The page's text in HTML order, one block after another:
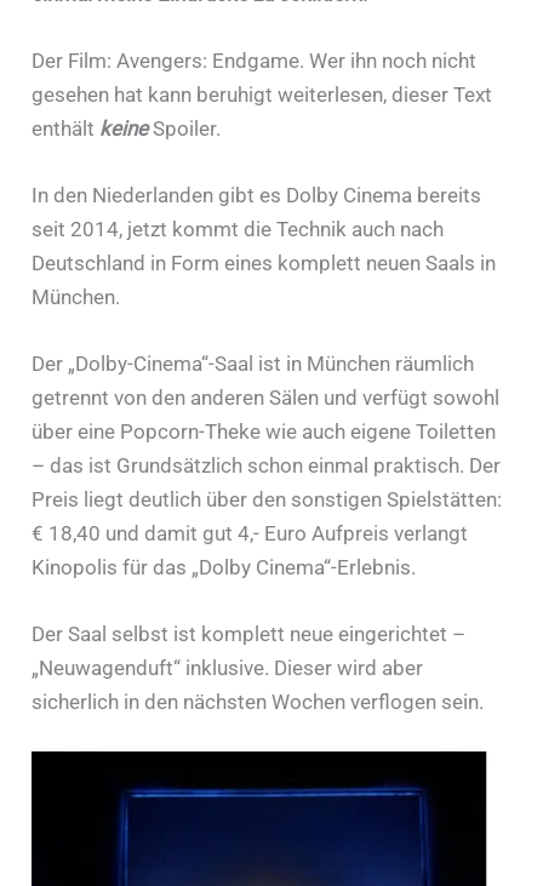
Der Film: Avengers: Endgame. Wer ihn noch nicht
gesehen hat kann beruhigt weiterlesen, dieser Text
enthält keineSpoiler.
In den Niederlanden gibt es Dolby Cinema bereits
seit 2014, jetzt kommt die Technik auch nach
Deutschland in Form eines komplett neuen Saals in
München.
Der „Dolby-Cinema“-Saal ist in München räumlich
getrennt von den anderen Sälen und verfügt sowohl
über eine Popcorn-Theke wie auch eigene Toiletten
– das ist Grundsätzlich schon einmal praktisch. Der
Preis liegt deutlich über den sonstigen Spielstätten:
€ 18,40 und damit gut 4,- Euro Aufpreis verlangt
Kinopolis für das „Dolby Cinema“-Erlebnis.
Der Saal selbst ist komplett neue eingerichtet –
„Neuwagenduft“ inklusive. Dieser wird aber
sicherlich in den nächsten Wochen verflogen sein.